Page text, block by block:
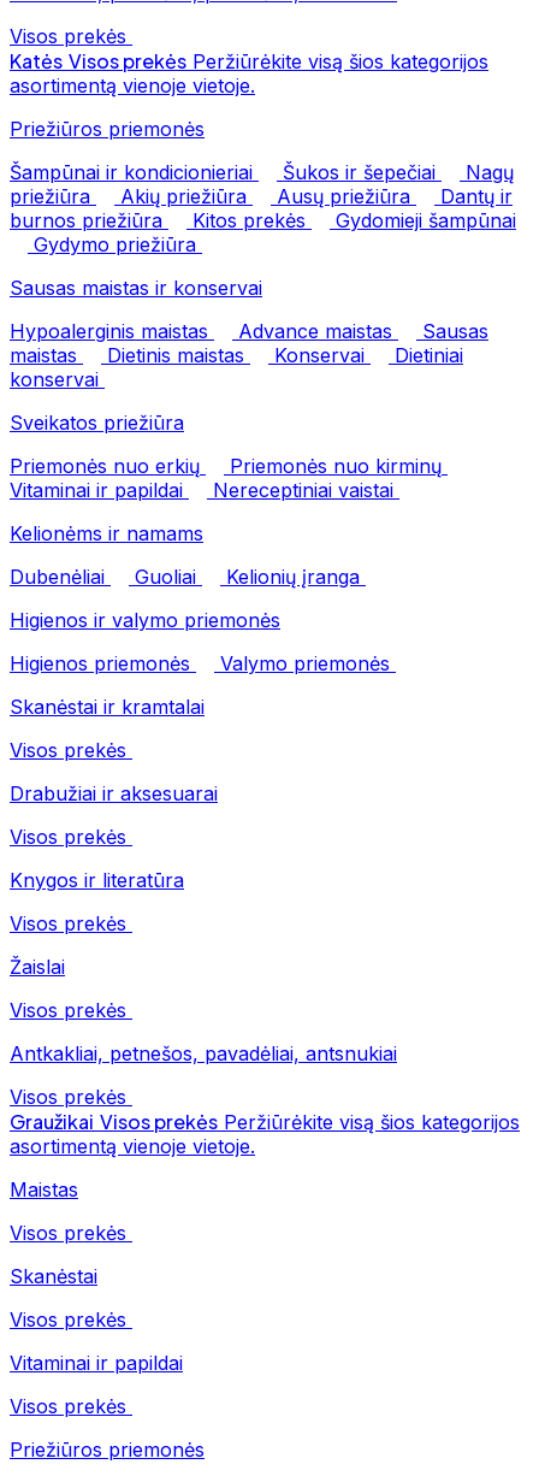
Visos prekės
Katės Visos prekės Peržiūrėkite visą šios kategorijos
asortimentą vienoje vietoje.
Priežiūros priemonės
Šampūnai ir kondicionieriai
Šukos ir šepečiai
Nagų
priežiūra
Akių priežiūra Ausų priežiūra
Dantų ir
burnos priežiūra
Kitos prekės
Gydomieji šampūnai
Gydymo priežiūra
Sausas maistas ir konservai
Hypoalerginis maistas
Advance maistas
Sausas
maistas
Dietinis maistas Konservai
Dietiniai
konservai
Sveikatos priežiūra
Priemonės nuo erkių
Priemonės nuo kirminų
Vitaminai ir papildai
Nereceptiniai vaistai
Kelionėms ir namams
Dubenėliai
Guoliai
Kelionių įranga
Higienos ir valymo priemonės
Higienos priemonės
Valymo priemonės
Skanėstai ir kramtalai
Visos prekės
Drabužiai ir aksesuarai
Visos prekės
Knygos ir literatūra
Visos prekės
Žaislai
Visos prekės
Antkakliai, petnešos, pavadėliai, antsnukiai
Visos prekės
Graužikai Visos prekės Peržiūrėkite visą šios kategorijos
asortimentą vienoje vietoje.
Maistas
Visos prekės
Skanėstai
Visos prekės
Vitaminai ir papildai
Visos prekės
Priežiūros priemonės